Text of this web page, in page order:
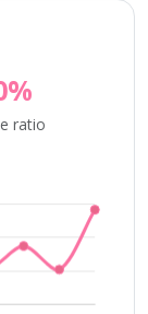
ratio